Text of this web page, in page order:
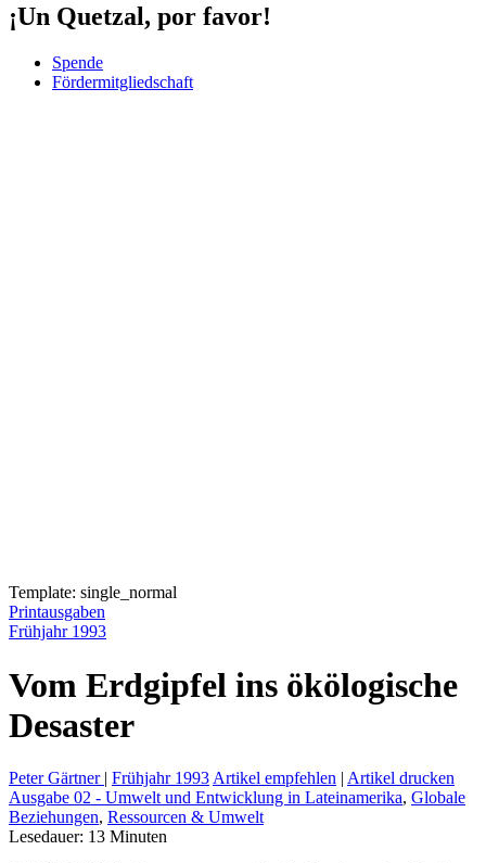
¡Un Quetzal, por favor!
Spende
Fördermitgliedschaft
Template: single_normal
Printausgaben
Frühjahr 1993
Vom Erdgipfel ins ökölogische
Desaster
Peter Gärtner | Frühjahr 1993 Artikel empfehlen | Artikel drucken
Ausgabe 02 - Umwelt und Entwicklung in Lateinamerika, Globale
Beziehungen, Ressourcen & Umwelt
Lesedauer: 13 Minuten